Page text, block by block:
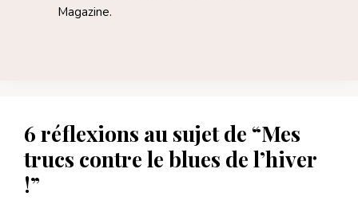
Magazine.
6 réflexions au sujet de “Mes
trucs contre le blues de l’hiver
!”